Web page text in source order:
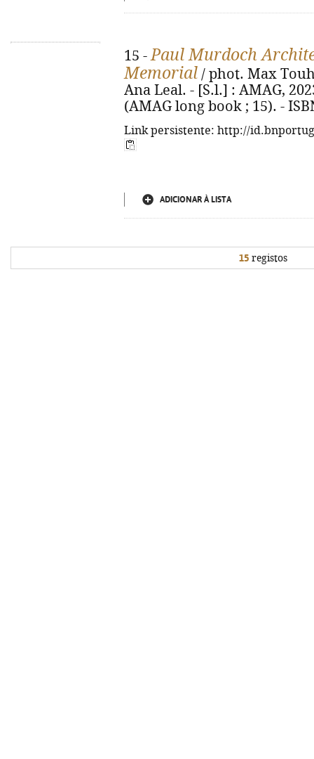
15 -Paul Murdoch
Memorial / phot. Max
Ana Leal. - [S.l.] : AMAG,
(AMAG long book ; 15). -
Link persistente: http://
ADICIONAR À LISTA
15registos